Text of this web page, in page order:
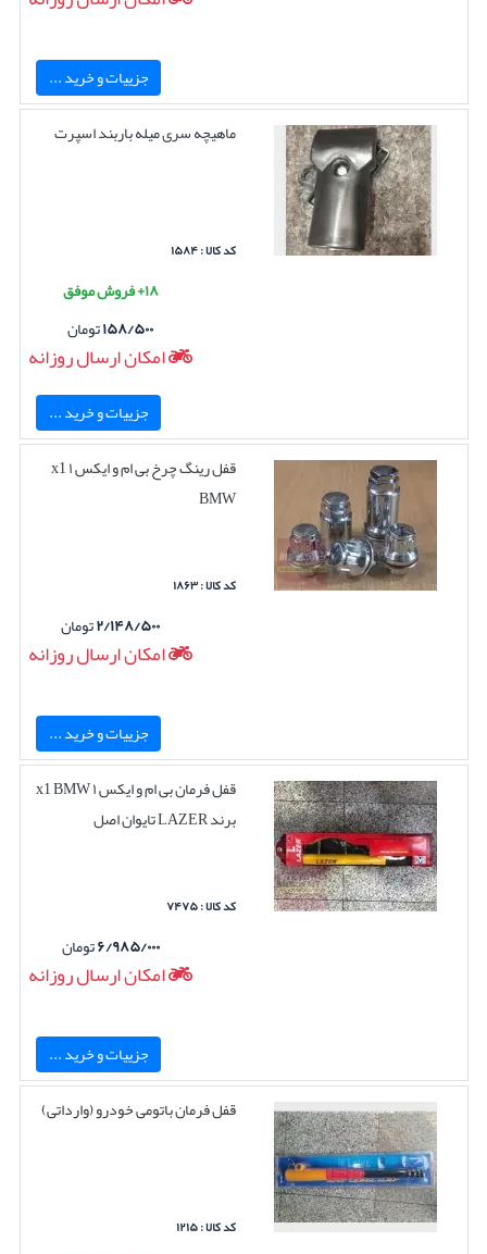
جزییات و خرید ...
ماهیچه سری میله باربند اسپرت
کد کالا : ۱۵۸۴
۱۸+ فروش موفق
۱۵۸/۵۰۰تومان
امکان ارسال روزانه
جزییات و خرید ...
قفل رینگ چرخ بی ام و ایکس ۱ x1
BMW
کد کالا : ۱۸۶۳
۲/۱۴۸/۵۰۰تومان
امکان ارسال روزانه
جزییات و خرید ...
قفل فرمان بی ام و ایکس ۱ x1 BMW
برند LAZER تایوان اصل
کد کالا : ۷۴۷۵
۶/۹۸۵/۰۰۰تومان
امکان ارسال روزانه
جزییات و خرید ...
قفل فرمان باتومی خودرو (وارداتی)
کد کالا : ۱۲۱۵